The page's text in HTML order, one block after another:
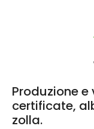
Produzione
certificate,
zolla.